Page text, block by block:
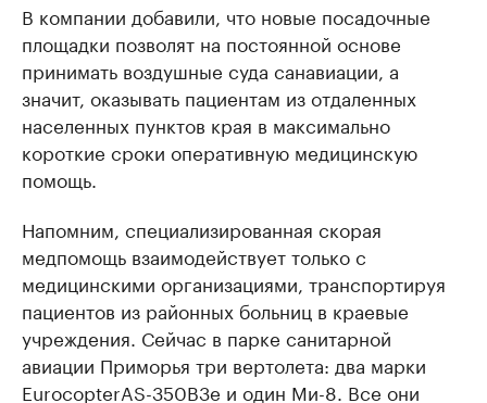
В компании добавили, что новые посадочные
площадки позволят на постоянной основе
принимать воздушные суда санавиации, а
значит, оказывать пациентам из отдаленных
населенных пунктов края в максимально
короткие сроки оперативную медицинскую
помощь.
Напомним, специализированная скорая
медпомощь взаимодействует только с
медицинскими организациями, транспортируя
пациентов из районных больниц в краевые
учреждения. Сейчас в парке санитарной
авиации Приморья три вертолета: два марки
EurocopterAS-350B3e и один Ми-8. Все они